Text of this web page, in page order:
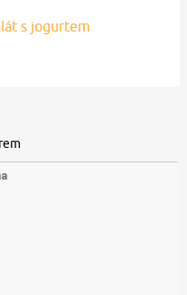
s jogurtem